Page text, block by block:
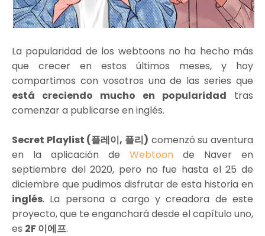
La popularidad de los webtoons no ha hecho más
que crecer en estos últimos meses, y hoy
compartimos con vosotros una de las series que
está creciendo mucho en popularidad tras
comenzar a publicarse en inglés.
Secret Playlist (플레이, 플리) comenzó su aventura
en la aplicación de Webtoon de Naver en
septiembre del 2020, pero no fue hasta el 25 de
diciembre que pudimos disfrutar de esta historia en
inglés. La persona a cargo y creadora de este
proyecto, que te enganchará desde el capítulo uno,
es 2F 이에프.